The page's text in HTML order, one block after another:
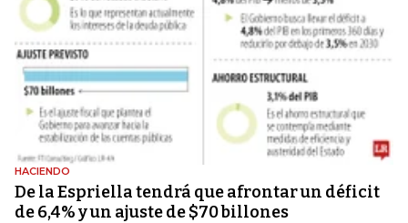
HACIENDO
De la Espriella tendrá que afrontar un déficit
de 6,4% y un ajuste de $70 billones